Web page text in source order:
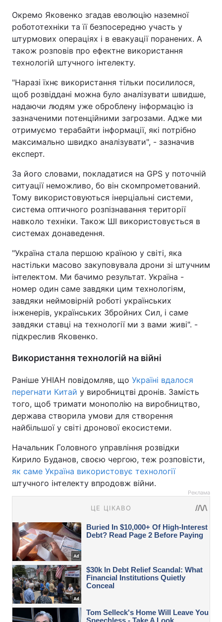
Окремо Яковенко згадав еволюцію наземної
робототехніки та її безпосередню участь у
штурмових операціях і в евакуації поранених. А
також розповів про ефектне використання
технологій штучного інтелекту.
"Наразі їхнє використання тільки посилилося,
щоб розвіддані можна було аналізувати швидше,
надаючи людям уже оброблену інформацію із
зазначеними потенційними загрозами. Адже ми
отримуємо терабайти інформації, які потрібно
максимально швидко аналізувати", - зазначив
експерт.
За його словами, покладатися на GPS у поточній
ситуації неможливо, бо він скомпрометований.
Тому використовуються інерціальні системи,
система оптичного розпізнавання території
навколо техніки. Також ШІ використовується в
системах донаведення.
"Україна стала першою країною у світі, яка
настільки масово закуповувала дрони зі штучним
інтелектом. Ми бачимо результат. Україна -
номер один саме завдяки цим технологіям,
завдяки неймовірній роботі українських
інженерів, українських Збройних Сил, і саме
завдяки ставці на технології ми з вами живі". -
підкреслив Яковенко.
Використання технологій на війні
Раніше УНІАН повідомляв, що Україні вдалося
перегнати Китай у виробництві дронів. Замість
того, щоб тримати монополію на виробництво,
держава створила умови для створення
найбільшої у світі дронової екосистеми.
Начальник Головного управління розвідки
Кирило Буданов, своєю чергою, теж розповісти,
як саме Україна використовує технології
штучного інтелекту впродовж війни.
Реклама